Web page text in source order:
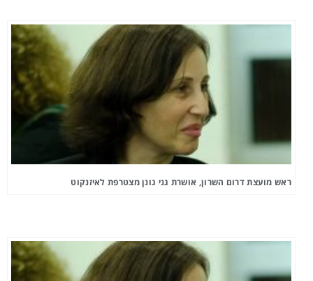
ראש מועצת דרום השרון, אושרת גני גונן מצטרפת לאיזנקוט